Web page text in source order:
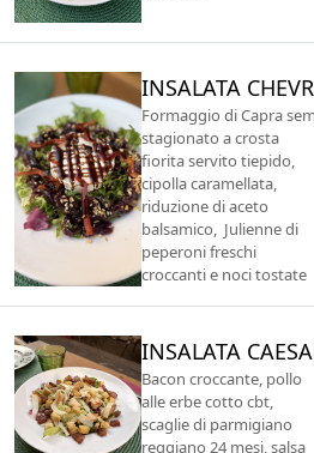
INSALATA
Formaggio di Capra
stagionato a crosta
fiorita servito tiepido,
cipolla caramellata,
riduzione di aceto
balsamico, Julienne di
peperoni freschi
croccanti e noci tostate
INSALATA
Bacon croccante, pollo
alle erbe cotto cbt,
scaglie di parmigiano
reggiano 24 mesi, salsa